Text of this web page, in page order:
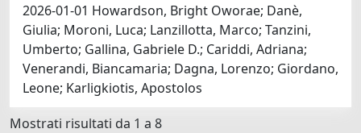
2026-01-01 Howardson, Bright Oworae; Danè,
Giulia; Moroni, Luca; Lanzillotta, Marco; Tanzini,
Umberto; Gallina, Gabriele D.; Cariddi, Adriana;
Venerandi, Biancamaria; Dagna, Lorenzo; Giordano,
Leone; Karligkiotis, Apostolos
Mostrati risultati da 1 a 8